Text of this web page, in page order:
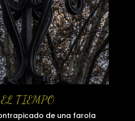
TIEMPO
de una farola